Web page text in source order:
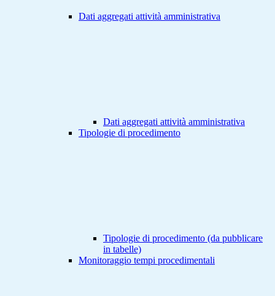
Dati aggregati attività amministrativa
Dati aggregati attività amministrativa
Tipologie di procedimento
Tipologie di procedimento (da pubblicare
in tabelle)
Monitoraggio tempi procedimentali